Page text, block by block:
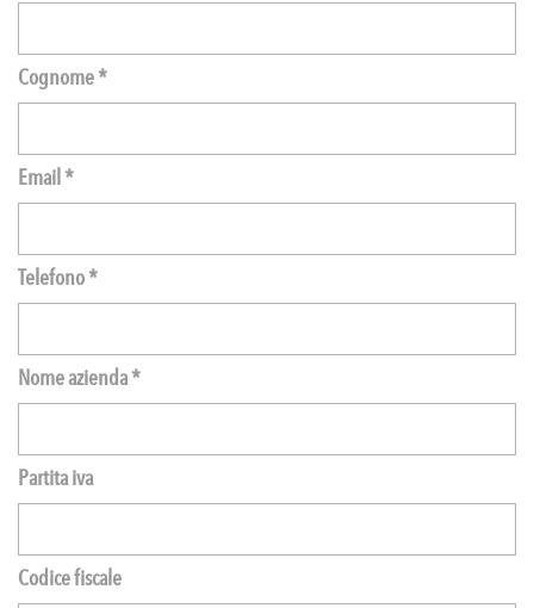
Cognome *
Email *
Telefono *
Nome azienda *
Partita iva
Codice fiscale